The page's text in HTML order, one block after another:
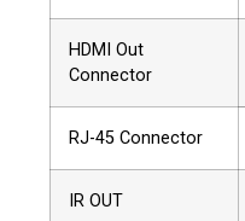
HDMI Out
Connector
RJ-45 Connector
IR OUT